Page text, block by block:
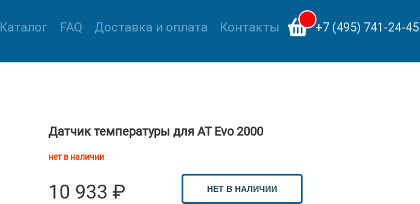
Каталог FAQ Доставка и оплата Контакты +7 (495) 741-24-45
Датчик температуры для АТ Evo 2000
нет в наличии
10 933 ₽ НЕТ В НАЛИЧИИ